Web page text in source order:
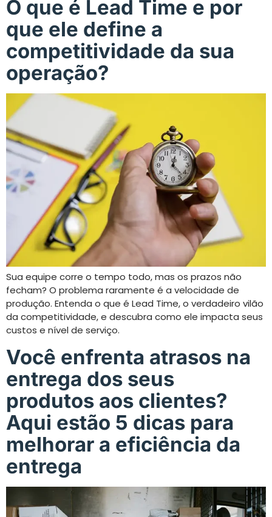
O que é Lead Time e por
que ele define a
competitividade da sua
operação?
Sua equipe corre o tempo todo, mas os prazos não
fecham? O problema raramente é a velocidade de
produção. Entenda o que é Lead Time, o verdadeiro vilão
da competitividade, e descubra como ele impacta seus
custos e nível de serviço.
Você enfrenta atrasos na
entrega dos seus
produtos aos clientes?
Aqui estão 5 dicas para
melhorar a eficiência da
entrega